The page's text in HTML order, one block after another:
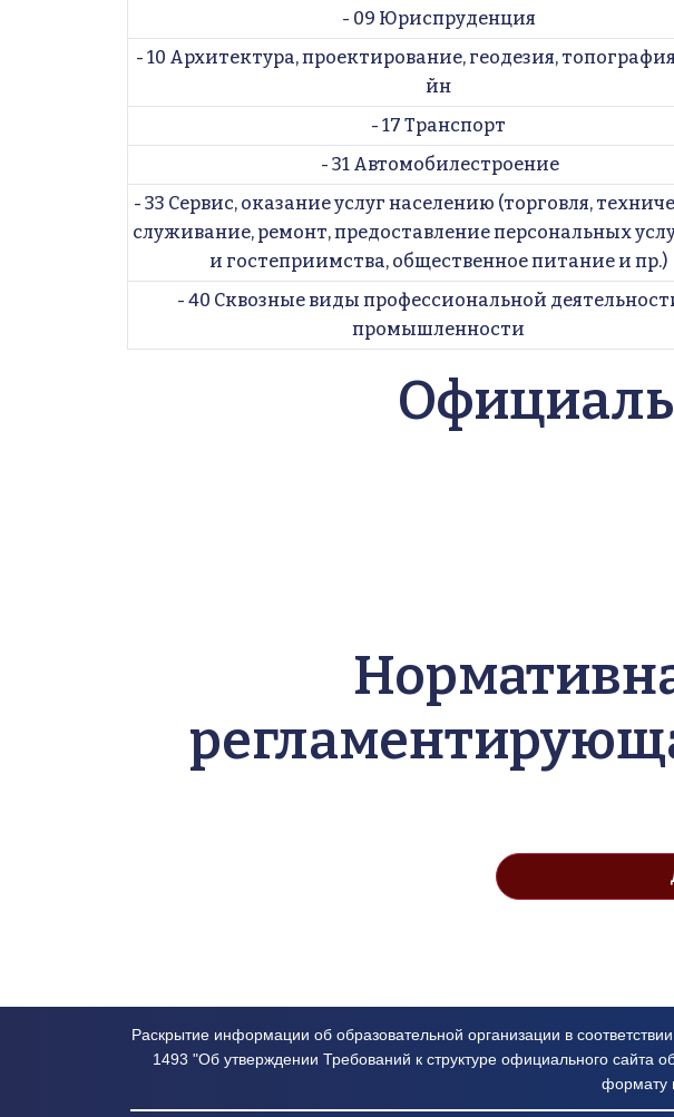
- 09 Юриспруденция
- 10 Архитектура, проектирование, геодезия,
йн
- 17 Транспорт
- 31 Автомобилестроение
- 33 Сервис, оказание услуг населению (торговля,
служивание, ремонт, предоставление персональных
и гостеприимства, общественное питание и пр.)
- 40 Сквозные виды профессиональной
промышленности
Раскрытие информации об образовательной организации в
1493 "Об утверждении Требований к структуре официального сайта
формату